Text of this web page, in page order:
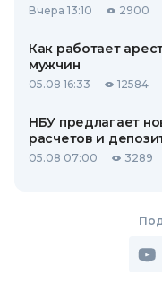
Вчера 13:10 2900
Как работает
мужчин
05.08 16:33 12584
НБУ предлагает
расчетов и
05.08 07:00 3289